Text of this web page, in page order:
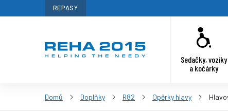
REPASY
Sedačky, vozíky
a kočárky
Domů Doplňky R82 Opěrky hlavy